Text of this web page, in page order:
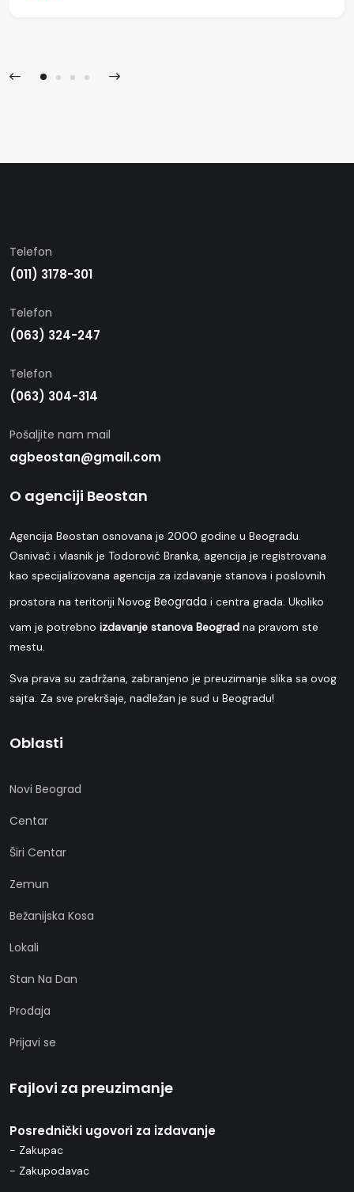
Telefon
(011) 3178-301
Telefon
(063) 324-247
Telefon
(063) 304-314
Pošaljite nam mail
agbeostan@gmail.com
O agenciji Beostan
Agencija Beostan osnovana je 2000 godine u Beogradu.
Osnivač i vlasnik je Todorović Branka, agencija je registrovana
kao specijalizovana agencija za izdavanje stanova i poslovnih
prostora na teritoriji Novog Beograda i centra grada. Ukoliko
vam je potrebno izdavanje stanova Beograd na pravom ste
mestu.
Sva prava su zadržana, zabranjeno je preuzimanje slika sa ovog
sajta. Za sve prekršaje, nadležan je sud u Beogradu!
Oblasti
Novi Beograd
Centar
Širi Centar
Zemun
Bežanijska Kosa
Lokali
Stan Na Dan
Prodaja
Prijavi se
Fajlovi za preuzimanje
Posrednički ugovori za izdavanje
- Zakupac
- Zakupodavac